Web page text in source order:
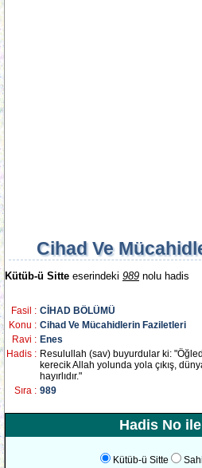
Cihad Ve
Kütüb-ü Sitte eserindeki 989 nolu hadis
Fasil : CİHAD BÖLÜMÜ
Konu : Cihad Ve Mücahidlerin Faziletleri
Ravi : Enes
Hadis : Resulullah (sav) buyurdular ki:
kerecik Allah yolunda yola çıkış,
hayırlıdır."
Sıra : 989
Hadis No
Kütüb-ü Sitte